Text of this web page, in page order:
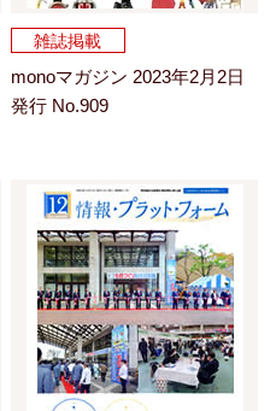
雑誌掲載
monoマガジン 2023年2月2日
発行 No.909